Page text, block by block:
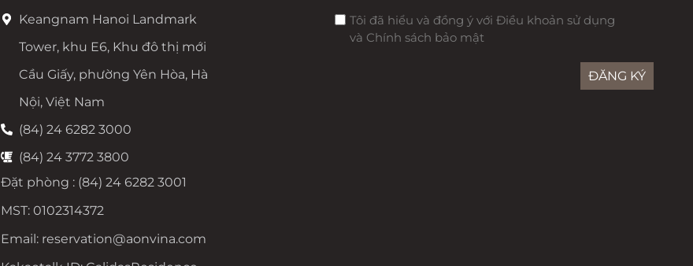
Keangnam Hanoi Landmark
Tower, khu E6, Khu đô thị mới
Cầu Giấy, phường Yên Hòa, Hà
Nội, Việt Nam
(84) 24 6282 3000
(84) 24 3772 3800
Đặt phòng : (84) 24 6282 3001
MST: 0102314372
Email: reservation@aonvina.com
Tôi đã hiểu và đồng ý với Điều khoản sử dụng
và Chính sách bảo mật
ĐĂNG KÝ